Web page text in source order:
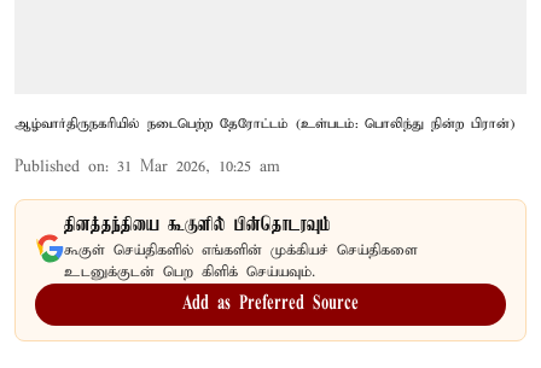
ஆழ்வார்திருநகரியில் நடைபெற்ற தேரோட்டம் (உள்படம்: பொலிந்து நின்ற பிரான்)
Published on: 31 Mar 2026, 10:25 am
தினத்தந்தியை கூகுளில் பின்தொடரவும்
கூகுள் செய்திகளில் எங்களின் முக்கியச் செய்திகளை
உடனுக்குடன் பெற கிளிக் செய்யவும்.
Add as Preferred Source